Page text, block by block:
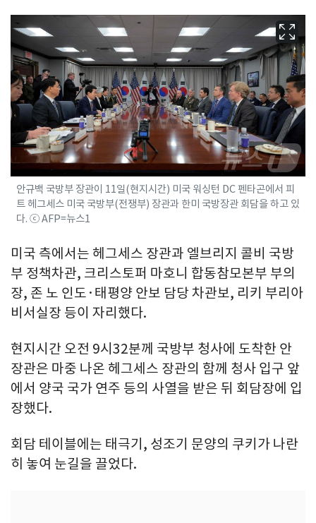
안규백 국방부 장관이 11일(현지시간) 미국 워싱턴 DC 펜타곤에서 피
트 헤그세스 미국 국방부(전쟁부) 장관과 한미 국방장관 회담을 하고 있
다. ⓒ AFP=뉴스1
미국 측에서는 헤그세스 장관과 엘브리지 콜비 국방
부 정책차관, 크리스토퍼 마호니 합동참모본부 부의
장, 존 노 인도·태평양 안보 담당 차관보, 리키 부리아
비서실장 등이 자리했다.
현지시간 오전 9시32분께 국방부 청사에 도착한 안
장관은 마중 나온 헤그세스 장관의 함께 청사 입구 앞
에서 양국 국가 연주 등의 사열을 받은 뒤 회담장에 입
장했다.
회담 테이블에는 태극기, 성조기 문양의 쿠키가 나란
히 놓여 눈길을 끌었다.